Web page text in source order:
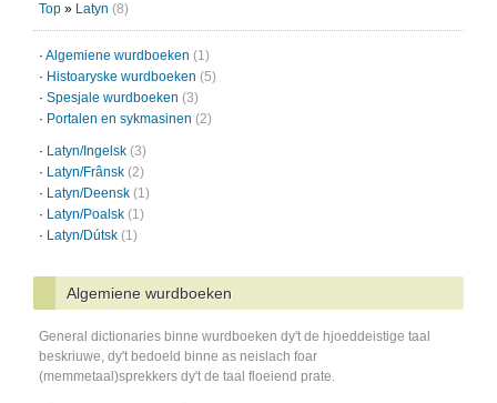
Top » Latyn (8)
· Algemiene wurdboeken (1)
· Histoaryske wurdboeken (5)
· Spesjale wurdboeken (3)
· Portalen en sykmasinen (2)
· Latyn/Ingelsk (3)
· Latyn/Frânsk (2)
· Latyn/Deensk (1)
· Latyn/Poalsk (1)
· Latyn/Dútsk (1)
Algemiene wurdboeken
General dictionaries binne wurdboeken dy't de hjoeddeistige taal
beskriuwe, dy't bedoeld binne as neislach foar
(memmetaal)sprekkers dy't de taal floeiend prate.